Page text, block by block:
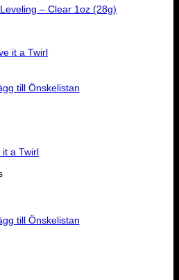
– Clear 1oz (28g)
till Önskelistan
a Twirl
till Önskelistan